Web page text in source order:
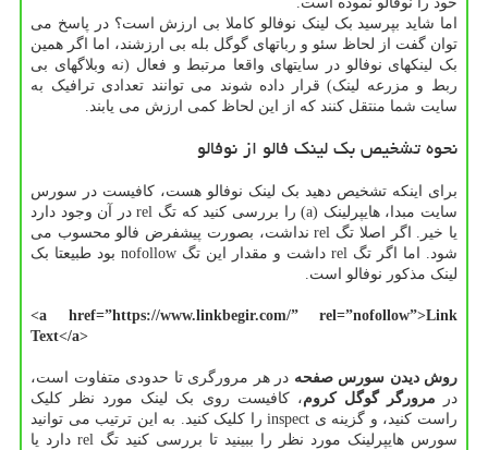
اما شاید بپرسید بک لینک نوفالو کاملا بی ارزش است؟ در پاسخ می
توان گفت از لحاظ سئو و رباتهای گوگل بله بی ارزشند، اما اگر همین
بک لینکهای نوفالو در سایتهای واقعا مرتبط و فعال (نه وبلاگهای بی
ربط و مزرعه لینک) قرار داده شوند می توانند تعدادی ترافیک به
سایت شما منتقل کنند که از این لحاظ کمی ارزش می یابند.
نحوه تشخیص بک لینک فالو از نوفالو
برای اینکه تشخیص دهید بک لینک نوفالو هست، کافیست در سورس
سایت مبدا، هایپرلینک (a) را بررسی کنید که تگ rel در آن وجود دارد
یا خیر. اگر اصلا تگ rel نداشت، بصورت پیشفرض فالو محسوب می
شود. اما اگر تگ rel داشت و مقدار این تگ nofollow بود طبیعتا بک
لینک مذکور نوفالو است.
<a href=”https://www.linkbegir.com/” rel=”nofollow”>Link
Text</a>
روش دیدن سورس صفحه در هر مرورگری تا حدودی متفاوت است،
در مرورگر گوگل کروم، کافیست روی بک لینک مورد نظر کلیک
راست کنید، و گزینه ی inspect را کلیک کنید. به این ترتیب می توانید
سورس هایپرلینک مورد نظر را ببینید تا بررسی کنید تگ rel دارد یا